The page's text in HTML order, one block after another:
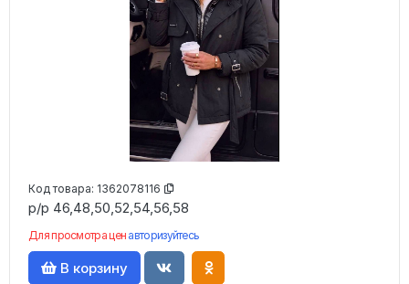
Код товара: 1362078116
р/р 46,48,50,52,54,56,58
Для просмотра цен авторизуйтесь
В корзину